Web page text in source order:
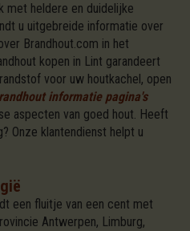
met heldere en duidelijke
u uitgebreide informatie over
Brandhout.com in het
kopen in Lint garandeert
voor uw houtkachel, open
informatie pagina's
aspecten van goed hout. Heeft
Onze klantendienst helpt u
een fluitje van een cent met
Antwerpen, Limburg,